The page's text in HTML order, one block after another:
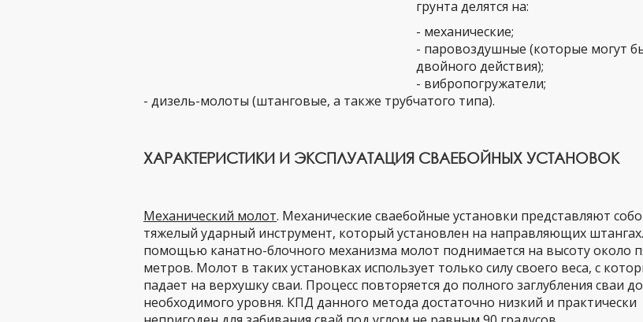
грунта делятся на:
- механические;
- паровоздушные (которые могут
двойного действия);
- вибропогружатели;
- дизель-молоты (штанговые, а также трубчатого типа).
ХАРАКТЕРИСТИКИ И ЭКСПЛУАТАЦИЯ СВАЕБОЙНЫХ УСТАНОВОК
Механический молот. Механические сваебойные установки представляют
тяжелый ударный инструмент, который установлен на направляющих
помощью канатно-блочного механизма молот поднимается на высоту около
метров. Молот в таких установках использует только силу своего веса, с
падает на верхушку сваи. Процесс повторяется до полного заглубления сваи до
необходимого уровня. КПД данного метода достаточно низкий и практически